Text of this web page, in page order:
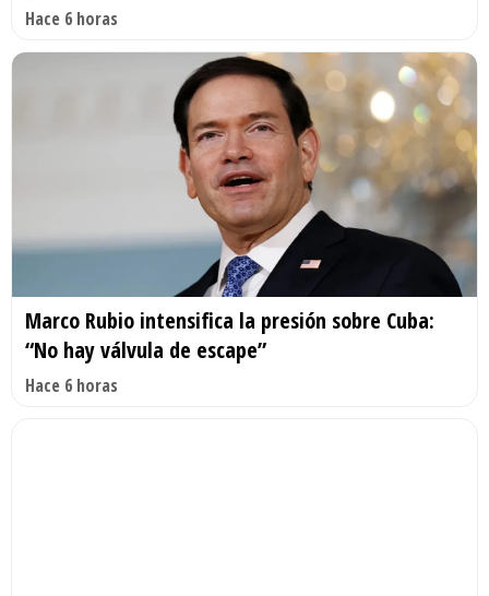
Hace 6 horas
Marco Rubio intensifica la presión sobre Cuba:
“No hay válvula de escape”
Hace 6 horas